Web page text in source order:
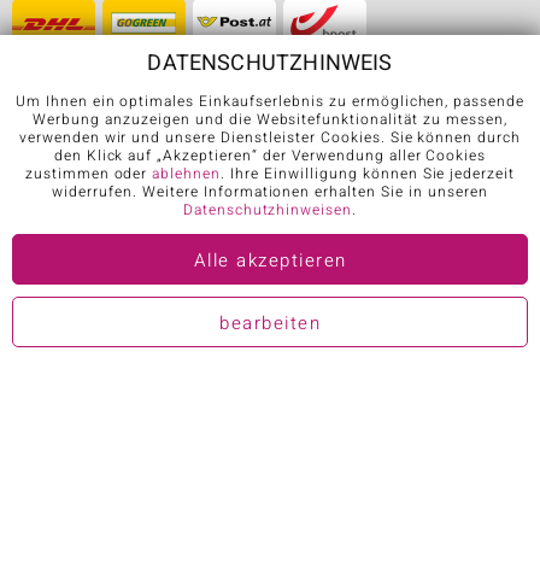
JUWELO APP
FOLGEN SIE UNS AUF
DATENSCHUTZHINWEIS
Um Ihnen ein optimales Einkaufserlebnis zu ermöglichen, passende
Werbung anzuzeigen und die Websitefunktionalität zu messen,
verwenden wir und unsere Dienstleister Cookies. Sie können durch
den Klick auf „Akzeptieren“ der Verwendung aller Cookies
zustimmen oderablehnen. Ihre Einwilligung können Sie jederzeit
widerrufen. Weitere Informationen erhalten Sie in unseren
Datenschutzhinweisen.
Alle akzeptieren
bearbeiten